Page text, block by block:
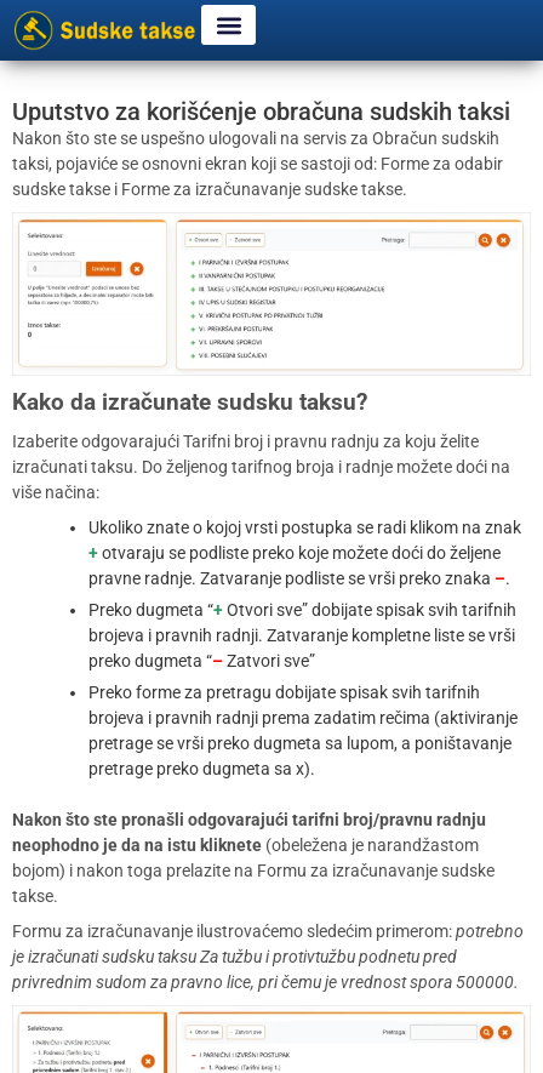
Uputstvo za korišćenje obračuna sudskih taksi
Nakon što ste se uspešno ulogovali na servis za Obračun sudskih
taksi, pojaviće se osnovni ekran koji se sastoji od: Forme za odabir
sudske takse i Forme za izračunavanje sudske takse.
Kako da izračunate sudsku taksu?
Izaberite odgovarajući Tarifni broj i pravnu radnju za koju želite
izračunati taksu. Do željenog tarifnog broja i radnje možete doći na
više načina:
Ukoliko znate o kojoj vrsti postupka se radi klikom na znak
+otvaraju se podliste preko koje možete doći do željene
pravne radnje. Zatvaranje podliste se vrši preko znaka –.
Preko dugmeta “+Otvori sve” dobijate spisak svih tarifnih
brojeva i pravnih radnji. Zatvaranje kompletne liste se vrši
preko dugmeta “–Zatvori sve”
Preko forme za pretragu dobijate spisak svih tarifnih
brojeva i pravnih radnji prema zadatim rečima (aktiviranje
pretrage se vrši preko dugmeta sa lupom, a poništavanje
pretrage preko dugmeta sa x).
Nakon što ste pronašli odgovarajući tarifni broj/pravnu radnju
neophodno je da na istu kliknete (obeležena je narandžastom
bojom) i nakon toga prelazite na Formu za izračunavanje sudske
takse.
Formu za izračunavanje ilustrovaćemo sledećim primerom:potrebno
je izračunati sudsku taksu Za tužbu i protivtužbu podnetu pred
privrednim sudom za pravno lice, pri čemu je vrednost spora 500000.